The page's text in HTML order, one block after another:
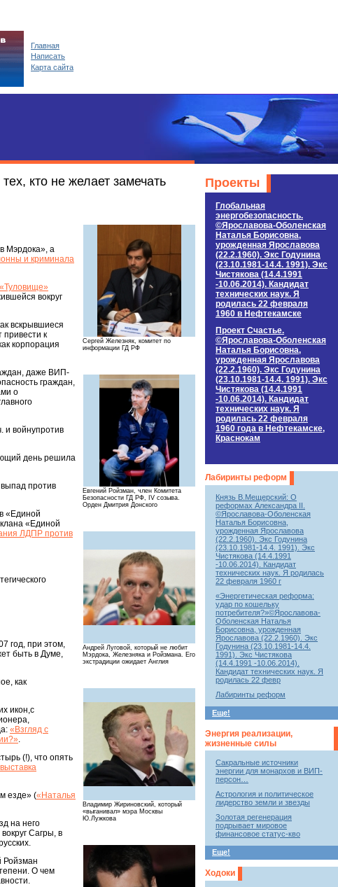
кто не желает замечать
Сергей Железняк, комитет по
информации ГД РФ
Евгений Ройзман, член Комитета
Безопасности ГД РФ, IV созыва.
Орден Дмитрия Донского
Андрей Луговой, который не любит
Мэрдока, Железняка и Ройзмана. Его
экстрадиции ожидает Англия
Владимир Жириновский, который
«выганивал» мэра Москвы
Ю.Лужкова
Мэрдока», а
и криминала
вокруг
вскрывшиеся
к
корпорация
даже ВИП-
граждан,
о
и войнупротив
день решила
против
«Единой
«Единой
ЛДПР против
год, при этом,
быть в Думе,
как
икон,с
«Взгляд с
.
(!), что опять
езде» («Наталья
на него
Сагры, в
Ройзман
О чем
Проекты
Глобальная
энергобезопасность.
©Ярославова-Оболенская
Наталья Борисовна,
урожденная Ярославова
(22.2.1960). Экс Годунина
(23.10.1981-14.4. 1991). Экс
Чистякова (14.4.1991
-10.06.2014). Кандидат
технических наук. Я
родилась 22 февраля
1960 в Нефтекамске
Проект Счастье.
©Ярославова-Оболенская
Наталья Борисовна,
урожденная Ярославова
(22.2.1960). Экс Годунина
(23.10.1981-14.4. 1991). Экс
Чистякова (14.4.1991
-10.06.2014). Кандидат
технических наук. Я
родилась 22 февраля
1960 года в Нефтекамске,
Краснокам
Лабиринты реформ
Князь В.Мещерский: О
реформах Александра II.
©Ярославова-Оболенская
Наталья Борисовна,
урожденная Ярославова
(22.2.1960). Экс Годунина
(23.10.1981-14.4. 1991). Экс
Чистякова (14.4.1991
-10.06.2014). Кандидат
технических наук. Я родилась
22 февраля 1960 г
«Энергетическая реформа:
удар по кошельку
потребителя?»©Ярославова-
Оболенская Наталья
Борисовна, урожденная
Ярославова (22.2.1960). Экс
Годунина (23.10.1981-14.4.
1991). Экс Чистякова
(14.4.1991 -10.06.2014).
Кандидат технических наук. Я
родилась 22 февр
Лабиринты реформ
Еще!
Энергия реализации,
жизненные силы
Сакральные источники
энергии для монархов и ВИП-
персон…
Астрология и политическое
лидерство земли и звезды
Золотая регенерация
подрывает мировое
финансовое статус-кво
Еще!
Ходоки
Главная
Написать
Карта сайта